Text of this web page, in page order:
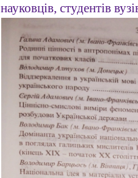
науковців, студентів